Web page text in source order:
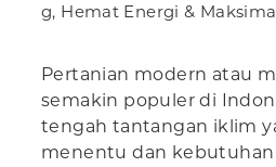
g, Hemat Energi &
Pertanian modern atau
semakin populer di
tengah tantangan iklim
menentu dan kebutuhan